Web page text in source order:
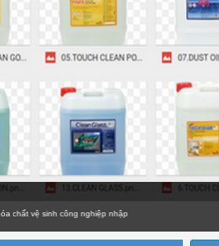
vệ sinh công nghiệp nhập